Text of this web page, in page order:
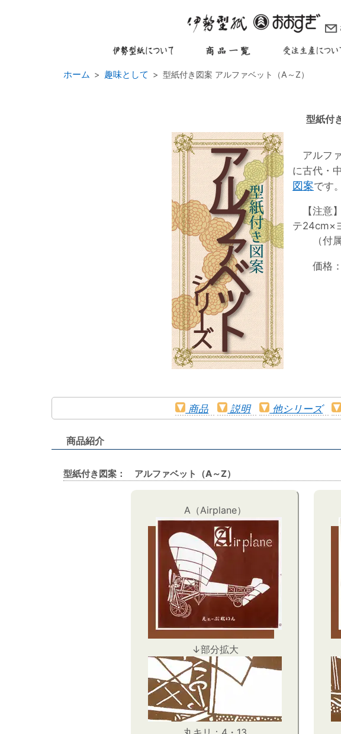
ホーム 趣味として 型紙付き図案 アルファベット（A～Z）
型紙付
アルフ
に古代・
図案です
【注意
テ24cm×
（付属
価格：
商品 説明 他シリーズ
商品紹介
型紙付き図案： アルファベット（A～Z）
A（Airplane）
↓部分拡大